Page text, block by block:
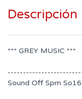
Descripción
*** GREY MUSIC ***
Sound Off Spm